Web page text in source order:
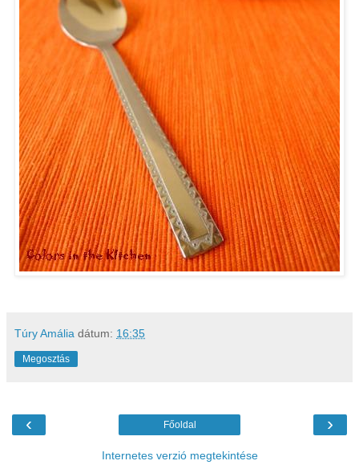
Túry Amália dátum: 16:35
Megosztás
‹ ›
Főoldal
Internetes verzió megtekintése